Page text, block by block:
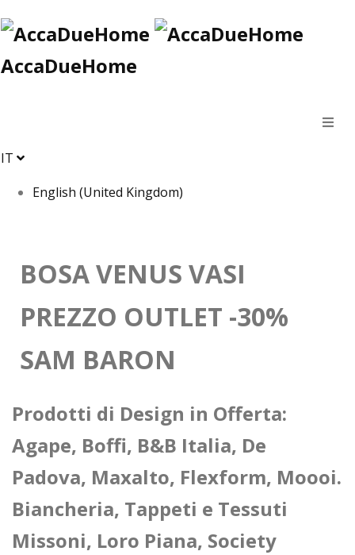
AccaDueHome
IT
English (United Kingdom)
BOSA VENUS VASI
PREZZO OUTLET -30%
SAM BARON
Prodotti di Design in Offerta:
Agape, Boffi, B&B Italia, De
Padova, Maxalto, Flexform, Moooi.
Biancheria, Tappeti e Tessuti
Missoni, Loro Piana, Society